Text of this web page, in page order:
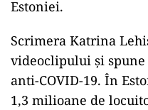
Estoniei.
Scrimera Katrina
videoclipului şi spune
anti-COVID-19. În
1,3 milioane de